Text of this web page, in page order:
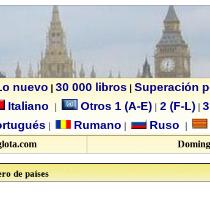
nuevo 30 000 libros Superación
Italiano Otros 1 (A-E) 2 (F-L)
Rumano Ruso
de países